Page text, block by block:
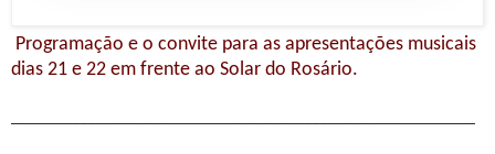
Programação e o convite para as apresentações musicais
dias 21 e 22 em frente ao Solar do Rosário.